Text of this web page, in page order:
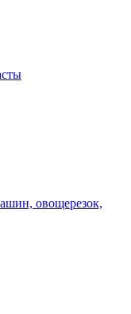
овощерезок,